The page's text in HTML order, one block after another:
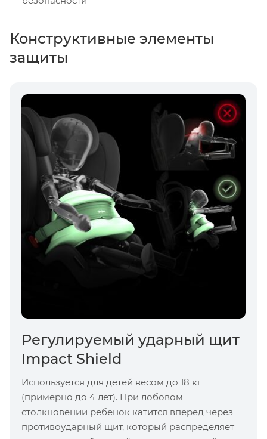
Конструктивные элементы
защиты
Регулируемый ударный щит
Impact Shield
Используется для детей весом до 18 кг
(примерно до 4 лет). При лобовом
столкновении ребёнок катится вперёд через
противоударный щит, который распределяет